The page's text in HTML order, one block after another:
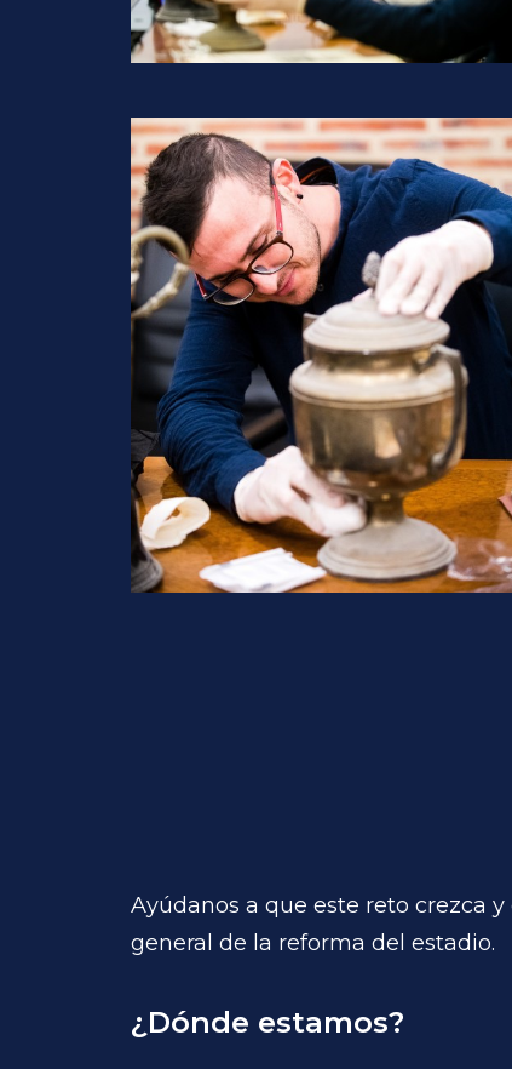
Ayúdanos a que este reto crezca
general de la reforma del estadio.
¿Dónde estamos?